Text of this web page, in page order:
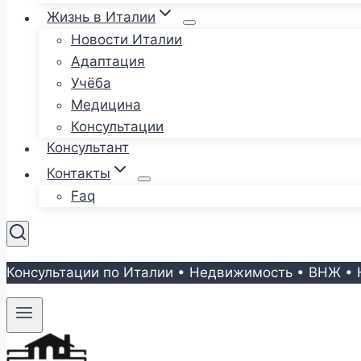
Жизнь в Италии
Новости Италии
Адаптация
Учёба
Медицина
Консультации
Консультант
Контакты
Faq
Консультации по Италии • Недвижимость • ВНЖ •